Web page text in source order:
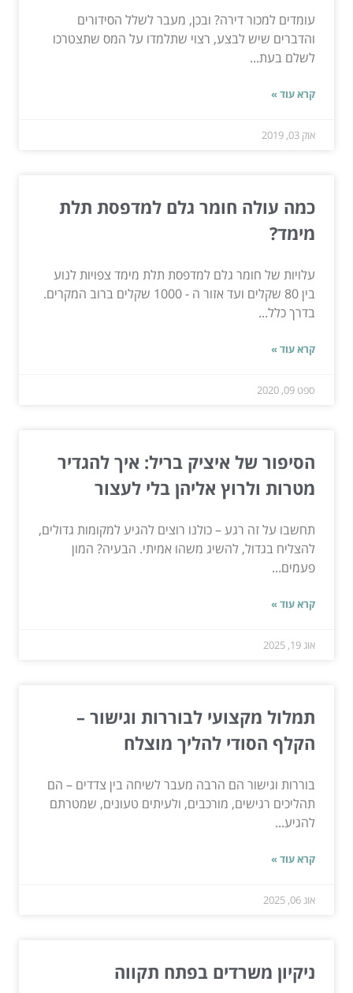
עומדים למכור דירה? ובכן, מעבר לשלל הסידורים
והדברים שיש לבצע, רצוי שתלמדו על המס שתצטרכו
לשלם בעת...
קרא עוד »
אוק 03, 2019
כמה עולה חומר גלם למדפסת תלת
מימד?
עלויות של חומר גלם למדפסת תלת מימד צפויות לנוע
בין 80 שקלים ועד אזור ה - 1000 שקלים ברוב המקרים.
בדרך כלל...
קרא עוד »
ספט 09, 2020
הסיפור של איציק בריל: איך להגדיר
מטרות ולרוץ אליהן בלי לעצור
תחשבו על זה רגע – כולנו רוצים להגיע למקומות גדולים,
להצליח בגדול, להשיג משהו אמיתי. הבעיה? המון
פעמים...
קרא עוד »
אוג 19, 2025
תמלול מקצועי לבוררות וגישור –
הקלף הסודי להליך מוצלח
בוררות וגישור הם הרבה מעבר לשיחה בין צדדים – הם
תהליכים רגישים, מורכבים, ולעיתים טעונים, שמטרתם
להגיע...
קרא עוד »
אוג 06, 2025
ניקיון משרדים בפתח תקווה